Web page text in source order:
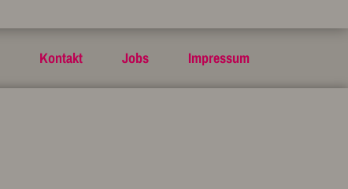
Kontakt Jobs Impressum